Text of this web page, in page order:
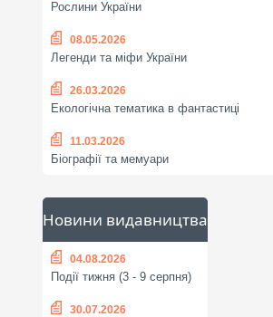
Рослини України
08.05.2026
Легенди та міфи України
26.03.2026
Екологічна тематика в фантастиці
11.03.2026
Біографії та мемуари
Новини видавництва
04.08.2026
Події тижня (3 - 9 серпня)
30.07.2026